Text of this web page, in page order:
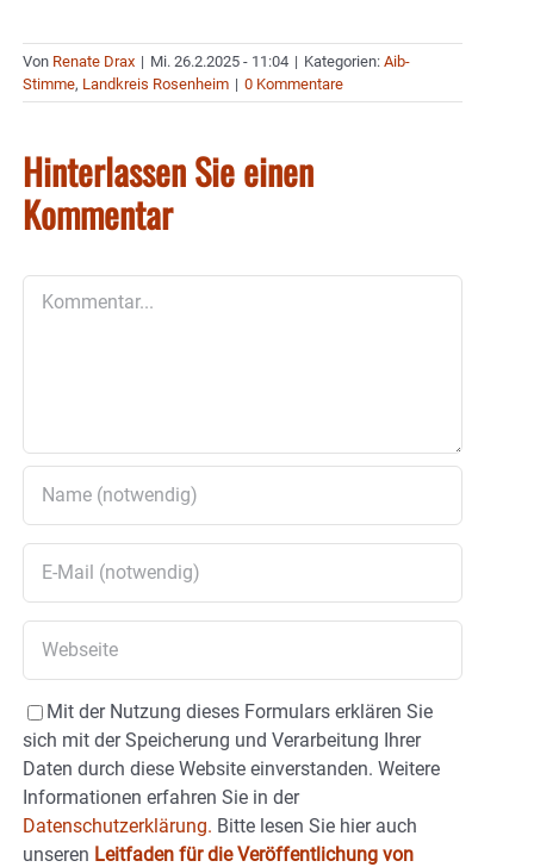
Von Renate Drax | Mi. 26.2.2025 - 11:04 | Kategorien: Aib-
Stimme, Landkreis Rosenheim | 0 Kommentare
Hinterlassen Sie einen
Kommentar
Mit der Nutzung dieses Formulars erklären Sie
sich mit der Speicherung und Verarbeitung Ihrer
Daten durch diese Website einverstanden. Weitere
Informationen erfahren Sie in der
Datenschutzerklärung. Bitte lesen Sie hier auch
unseren Leitfaden für die Veröffentlichung von